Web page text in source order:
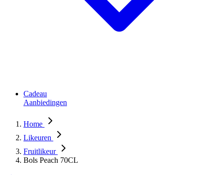
Cadeau
Aanbiedingen
Home
Likeuren
Fruitlikeur
Bols Peach 70CL